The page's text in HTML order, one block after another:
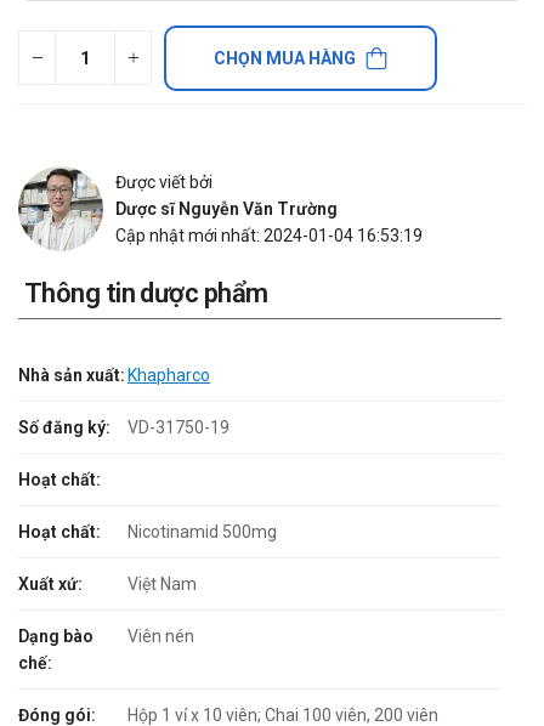
CHỌN MUA HÀNG
Được viết bởi
Dược sĩ Nguyễn Văn Trường
Cập nhật mới nhất: 2024-01-04 16:53:19
Thông tin dược phẩm
Nhà sản xuất: Khapharco
Số đăng ký: VD-31750-19
Hoạt chất:
Hoạt chất: Nicotinamid 500mg
Xuất xứ: Việt Nam
Dạng bào
chế:
Viên nén
Đóng gói: Hộp 1 vỉ x 10 viên; Chai 100 viên, 200 viên